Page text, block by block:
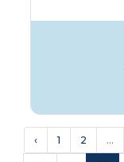
‹ 1 2 ...